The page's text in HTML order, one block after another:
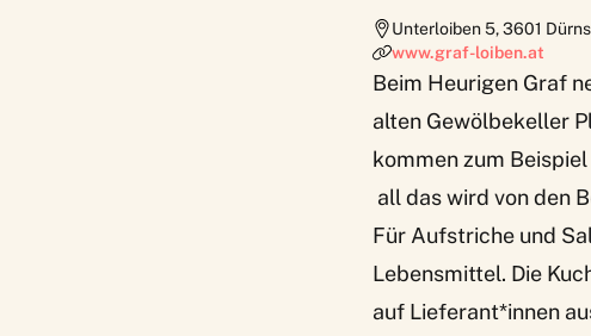
Unterloiben 5,3601
www.graf-loiben.at
Beim Heurigen Graf
alten Gewölbekeller
kommen zum
all das wird von den
Für Aufstriche und
Lebensmittel. Die
auf Lieferant*innen